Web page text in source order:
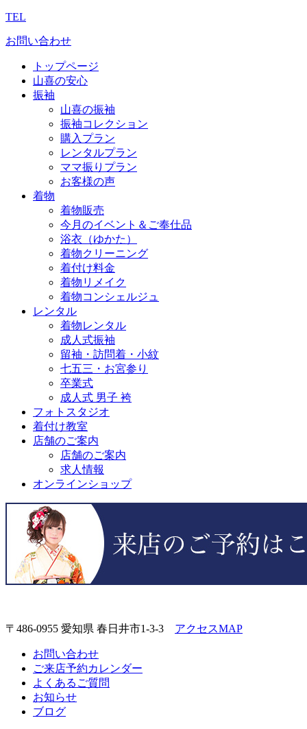
TEL
お問い合わせ
トップページ
山喜の安心
振袖
山喜の振袖
振袖コレクション
購入プラン
レンタルプラン
ママ振りプラン
お客様の声
着物
着物販売
今月のイベント＆ご奉仕品
浴衣（ゆかた）
着物クリーニング
着付け料金
着物リメイク
着物コンシェルジュ
レンタル
着物レンタル
成人式振袖
留袖・訪問着・小紋
七五三・お宮参り
卒業式
成人式 男子 袴
フォトスタジオ
着付け教室
店舗のご案内
店舗のご案内
求人情報
オンラインショップ
〒486-0955 愛知県 春日井市1-3-3 アクセスMAP
お問い合わせ
ご来店予約カレンダー
よくあるご質問
お知らせ
ブログ